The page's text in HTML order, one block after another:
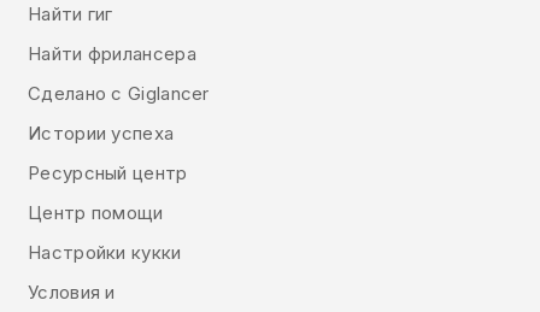
Найти гиг
Найти фрилансера
Сделано с Giglancer
Истории успеха
Ресурсный центр
Центр помощи
Настройки кукки
Условия и